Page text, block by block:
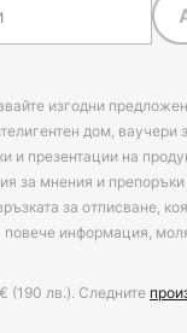
изгодни
дом,
и презентации на
за мнения и
за отписване,
повече информация,
(190 лв.). Следните